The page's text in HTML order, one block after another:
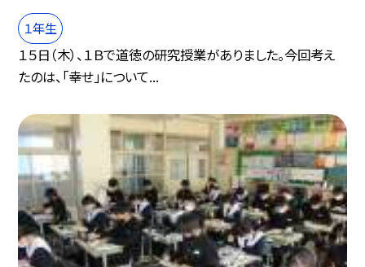
１年生
１５日（木）、１Ｂで道徳の研究授業がありました。今回考え
たのは、「幸せ」について...